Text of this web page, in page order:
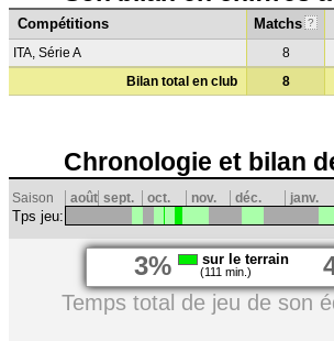
Compétitions Matchs ?
ITA, Série A 8
Bilan total en club
8
Chronologie et bilan
Saison août sept. oct. nov. déc. janv.
Tps jeu:
3% sur le terrain
(111 min.)
Temps total de jeu de son